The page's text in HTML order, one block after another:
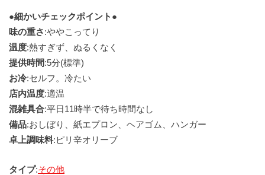
●細かいチェックポイント●
味の重さ:ややこってり
温度:熱すぎず、ぬるくなく
提供時間:5分(標準)
お冷:セルフ。冷たい
店内温度:適温
混雑具合:平日11時半で待ち時間なし
備品:おしぼり、紙エプロン、ヘアゴム、ハンガー
卓上調味料:ピリ辛オリーブ
タイプ:その他